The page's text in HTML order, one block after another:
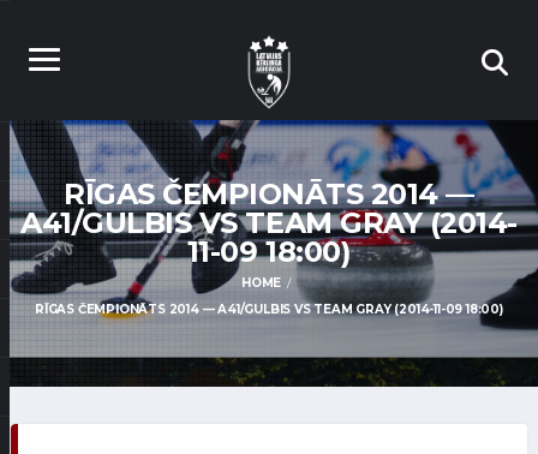
RĪGAS ČEMPIONĀTS 2014 —
A41/GULBIS VS TEAM GRAY (2014-
11-09 18:00)
HOME
RĪGAS ČEMPIONĀTS 2014 — A41/GULBIS VS TEAM GRAY (2014-11-09 18:00)